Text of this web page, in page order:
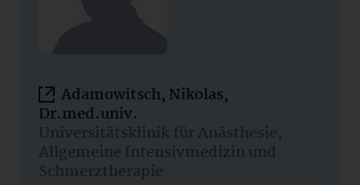
Adamowitsch, Nikolas,
Dr.med.univ.
Universitätsklinik für Anästhesie,
Allgemeine Intensivmedizin und
Schmerztherapie